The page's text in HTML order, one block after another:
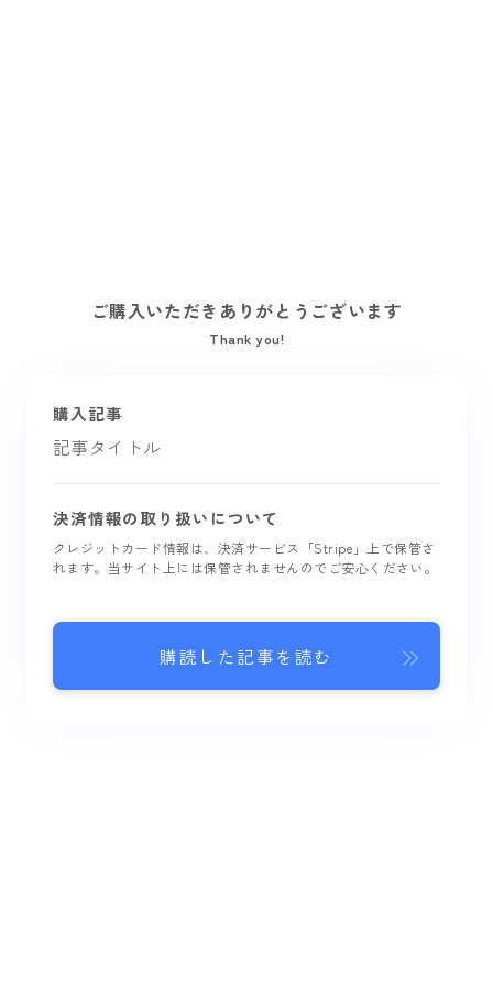
ご購入いただきありがとうございます
Thank you!
購入記事
記事タイトル
決済情報の取り扱いについて
クレジットカード情報は、決済サービス「Stripe」上で保管さ
れます。当サイト上には保管されませんのでご安心ください。
購読した記事を読む